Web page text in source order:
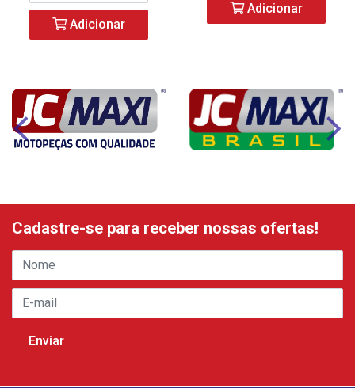
Adicionar
Adicionar
Cadastre-se para receber nossas ofertas!